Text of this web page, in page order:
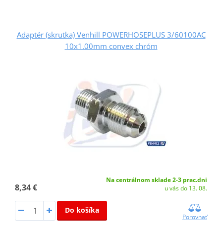
Adaptér (skrutka) Venhill POWERHOSEPLUS 3/60100AC
10x1.00mm convex chróm
8,34 €
Na centrálnom sklade 2-3 prac.dni
u vás do 13. 08.
Do košíka
Porovnať